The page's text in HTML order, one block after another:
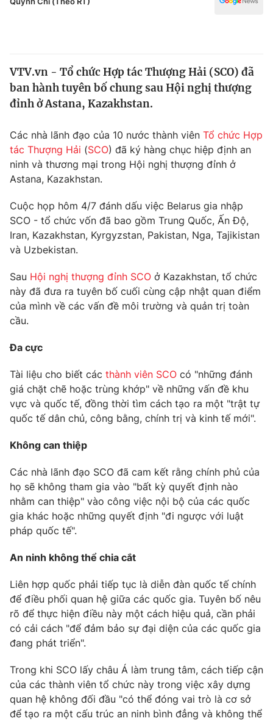
Pháp luật
Thế giới
Tin tức
Câu chuyện quốc tế
Kinh tế
Tài chính
Thị trường
Góc doanh nghiệp
Dữ liệu và đời sống
Truyền hình
Phim VTV
Hậu trường
Nhân vật
Khán giả
Giải sao mai
Giải trí
Điện ảnh
Sao
Đời sống
Du lịch
Làm đẹp
Chất lượng cuộc sống
Giáo dục
Tuyển sinh
Công nghệ
Hitech Công nghệ tương lai
Sản phẩm
Thị trường
Tư vấn
Lịch phát sóng
Chuyên mục khác
Photo Infographic
Video
VTV Sức khoẻ Bất động sản
Thị trường 24h
VTV4 Vươn mình bằng AI
VTV9 VTV8
Công nghệ
VTV.vn - Tổ chức Hợp tác Thượng Hải (SCO) đã
ban hành tuyên bố chung sau Hội nghị thượng
đỉnh ở Astana, Kazakhstan.
Các nhà lãnh đạo của 10 nước thành viên Tổ chức Hợp
tác Thượng Hải (SCO) đã ký hàng chục hiệp định an
ninh và thương mại trong Hội nghị thượng đỉnh ở
Astana, Kazakhstan.
Cuộc họp hôm 4/7 đánh dấu việc Belarus gia nhập
SCO - tổ chức vốn đã bao gồm Trung Quốc, Ấn Độ,
Iran, Kazakhstan, Kyrgyzstan, Pakistan, Nga, Tajikistan
và Uzbekistan.
Sau Hội nghị thượng đỉnh SCO ở Kazakhstan, tổ chức
này đã đưa ra tuyên bố cuối cùng cập nhật quan điểm
của mình về các vấn đề môi trường và quản trị toàn
cầu.
Đa cực
Tài liệu cho biết các thành viên SCO có "những đánh
giá chặt chẽ hoặc trùng khớp" về những vấn đề khu
vực và quốc tế, đồng thời tìm cách tạo ra một "trật tự
quốc tế dân chủ, công bằng, chính trị và kinh tế mới".
Không can thiệp
Các nhà lãnh đạo SCO đã cam kết rằng chính phủ của
họ sẽ không tham gia vào "bất kỳ quyết định nào
nhằm can thiệp" vào công việc nội bộ của các quốc
gia khác hoặc những quyết định "đi ngược với luật
pháp quốc tế".
An ninh không thể chia cắt
Liên hợp quốc phải tiếp tục là diễn đàn quốc tế chính
để điều phối quan hệ giữa các quốc gia. Tuyên bố nêu
rõ để thực hiện điều này một cách hiệu quả, cần phải
có cải cách "để đảm bảo sự đại diện của các quốc gia
đang phát triển".
Trong khi SCO lấy châu Á làm trung tâm, cách tiếp cận
của các thành viên tổ chức này trong việc xây dựng
quan hệ không đối đầu "có thể đóng vai trò là cơ sở
để tạo ra một cấu trúc an ninh bình đẳng và không thể